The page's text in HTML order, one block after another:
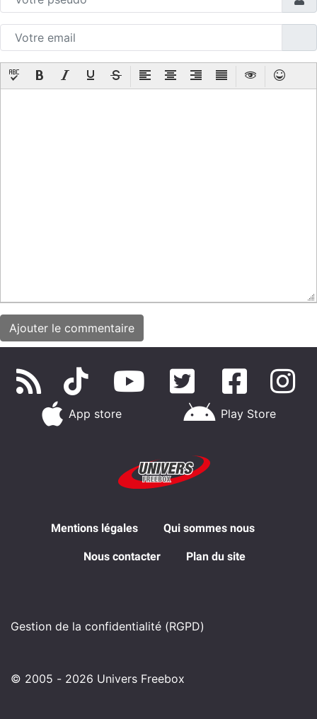
App store Play Store
Mentions légales Qui sommes nous
Nous contacter Plan du site
Gestion de la confidentialité (RGPD)
© 2005 - 2026 Univers Freebox